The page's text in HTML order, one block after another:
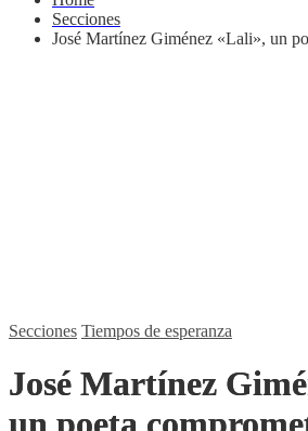
Secciones
José Martínez Giménez «Lali», un
Secciones Tiempos de esperanza
José Martínez